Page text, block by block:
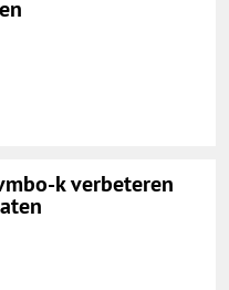
k verbeteren